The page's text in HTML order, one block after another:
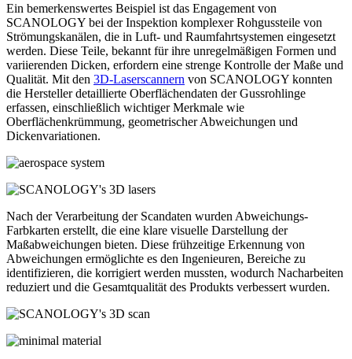
Ein bemerkenswertes Beispiel ist das Engagement von
SCANOLOGY bei der Inspektion komplexer Rohgussteile von
Strömungskanälen, die in Luft- und Raumfahrtsystemen eingesetzt
werden. Diese Teile, bekannt für ihre unregelmäßigen Formen und
variierenden Dicken, erfordern eine strenge Kontrolle der Maße und
Qualität. Mit den 3D-Laserscannern von SCANOLOGY konnten
die Hersteller detaillierte Oberflächendaten der Gussrohlinge
erfassen, einschließlich wichtiger Merkmale wie
Oberflächenkrümmung, geometrischer Abweichungen und
Dickenvariationen.
Nach der Verarbeitung der Scandaten wurden Abweichungs-
Farbkarten erstellt, die eine klare visuelle Darstellung der
Maßabweichungen bieten. Diese frühzeitige Erkennung von
Abweichungen ermöglichte es den Ingenieuren, Bereiche zu
identifizieren, die korrigiert werden mussten, wodurch Nacharbeiten
reduziert und die Gesamtqualität des Produkts verbessert wurden.